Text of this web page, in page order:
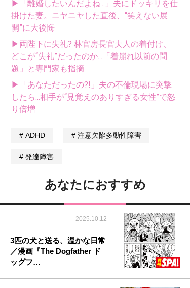
▶「離婚したいんだよね...」夫にドッキリを仕
掛けた妻。ニヤニヤした直後、“笑えない展
開”に大後悔
▶両陛下に失礼? 林官房長官夫人の着付け、
どこが“失礼”だったのか...「着崩れ以前の問
題」と専門家も指摘
▶「あなただったの?!」夫の不倫現場に突撃
したら...相手が“見覚えのありすぎる女性”で怒
り倍増
ADHD 注意欠陥多動性障害
発達障害
あなたにおすすめ
2025.10.12
3匹の犬と送る、温かな日常
／漫画『The Dogfather ド
ッグフ…